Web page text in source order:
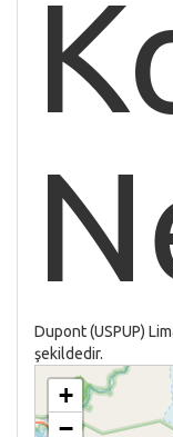
Dupont (USPUP)
şekildedir.
+
−